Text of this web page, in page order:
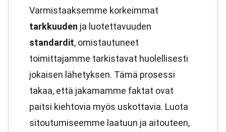
Varmistaaksemme korkeimmat
tarkkuuden ja luotettavuuden
standardit, omistautuneet
toimittajamme tarkistavat huolellisesti
jokaisen lähetyksen. Tämä prosessi
takaa, että jakamamme faktat ovat
paitsi kiehtovia myös uskottavia. Luota
sitoutumiseemme laatuun ja aitouteen,